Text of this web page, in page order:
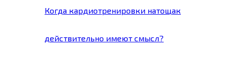
Когда кардиотренировки натощак
действительно имеют смысл?